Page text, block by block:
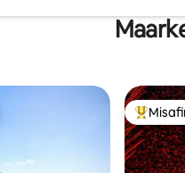
en beğenilenler arasında